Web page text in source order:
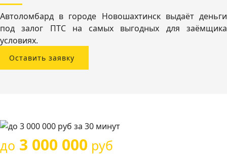
Автоломбард в городе Новошахтинск выдаёт деньги
под залог ПТС на самых выгодных для заёмщика
условиях.
Оставить заявку
до 3 000 000 руб